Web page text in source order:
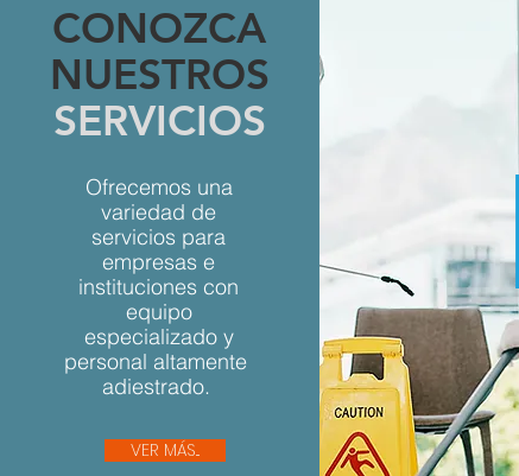
CONOZCA
NUESTROS
SERVICIOS
Ofrecemos una
variedad de
servicios para
empresas e
instituciones con
equipo
especializado y
personal altamente
adiestrado.
VER MÁS...